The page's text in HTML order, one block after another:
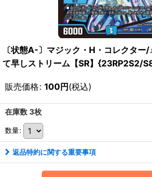
〔状態A-〕マジック・H・コレクター
て早しストリーム【SR】{23RP2S2/
販売価格: 100円(税込)
在庫数 3枚
数量:
返品特約に関する重要事項